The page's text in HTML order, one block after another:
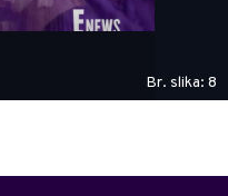
Br. slika: 8